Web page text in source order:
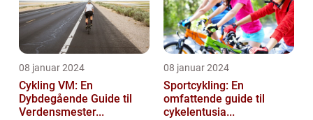
08 januar 2024
Cykling VM: En
Dybdegående Guide til
Verdensmester...
08 januar 2024
Sportcykling: En
omfattende guide til
cykelentusia...